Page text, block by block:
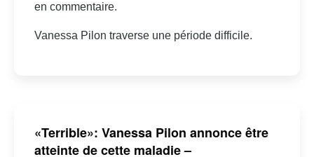
en commentaire.
Vanessa Pilon traverse une période difficile.
«Terrible»: Vanessa Pilon annonce être
atteinte de cette maladie –